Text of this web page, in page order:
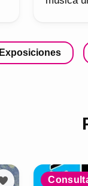
Exposiciones